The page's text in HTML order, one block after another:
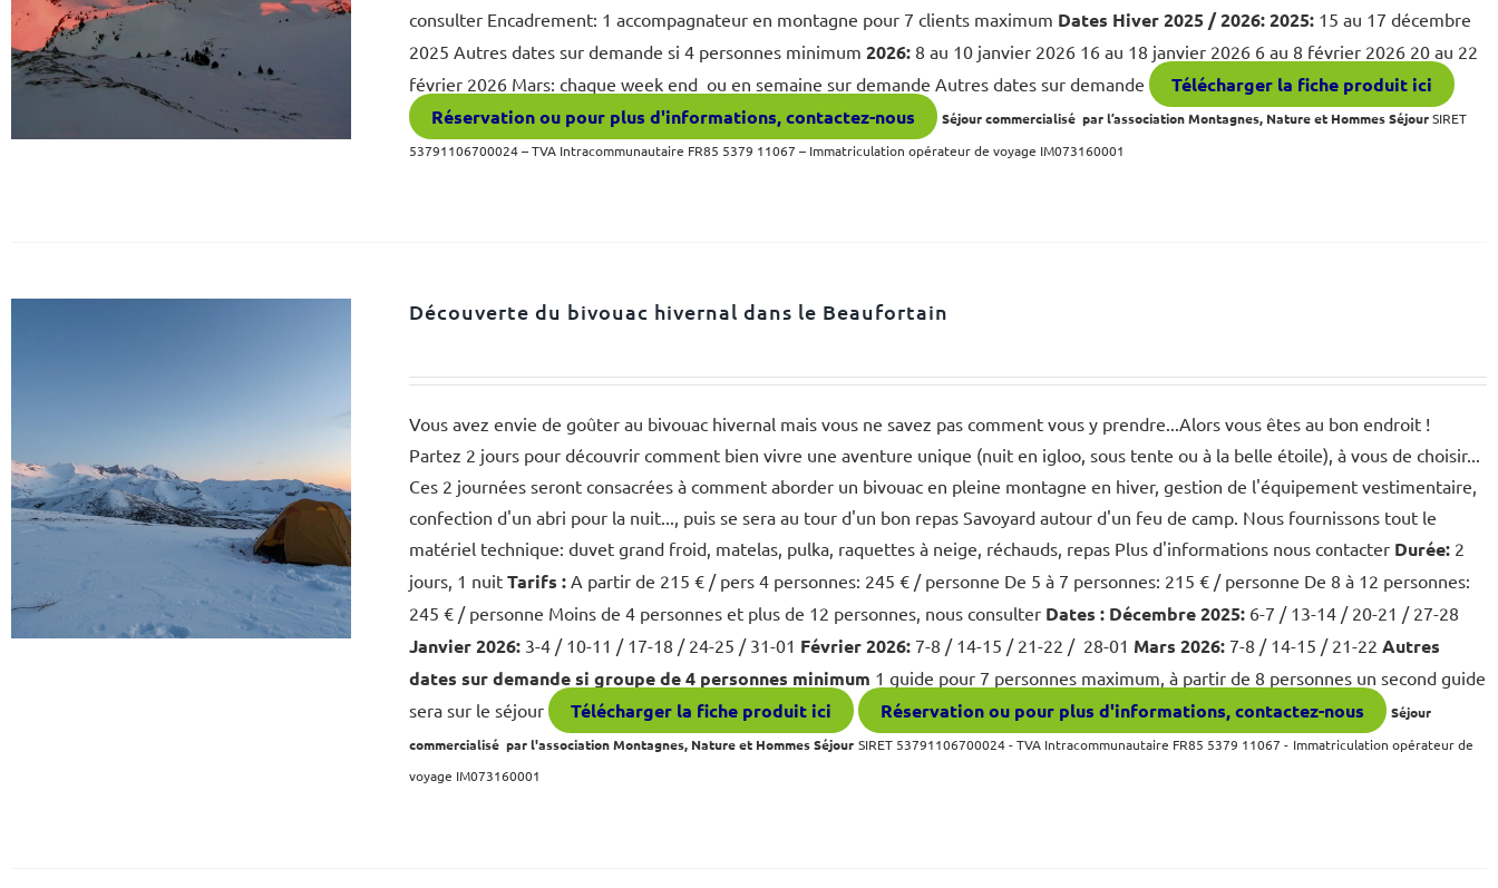
consulter Encadrement: 1 accompagnateur en montagne pour 7 clients maximum Dates Hiver 2025 / 2026: 2025: 15 au 17 décembre
2025 Autres dates sur demande si 4 personnes minimum2026: 8 au 10 janvier 2026 16 au 18 janvier 2026 6 au 8 février 2026 20 au 22
février 2026 Mars: chaque week end ou en semaine sur demande Autres dates sur demande
Télécharger la fiche produit ici
Réservation ou pour plus d'informations, contactez-nous
Séjour commercialisé par l’association Montagnes, Nature et Hommes SéjourSIRET
53791106700024 – TVA Intracommunautaire FR85 5379 11067 – Immatriculation opérateur de voyage IM073160001
Découverte du bivouac hivernal dans le Beaufortain
Vous avez envie de goûter au bivouac hivernal mais vous ne savez pas comment vous y prendre...Alors vous êtes au bon endroit !
Partez 2 jours pour découvrir comment bien vivre une aventure unique (nuit en igloo, sous tente ou à la belle étoile), à vous de choisir...
Ces 2 journées seront consacrées à comment aborder un bivouac en pleine montagne en hiver, gestion de l'équipement vestimentaire,
confection d'un abri pour la nuit..., puis se sera au tour d'un bon repas Savoyard autour d'un feu de camp. Nous fournissons tout le
matériel technique: duvet grand froid, matelas, pulka, raquettes à neige, réchauds, repas Plus d'informations nous contacter Durée: 2
jours, 1 nuitTarifs :A partir de 215 € / pers 4 personnes: 245 € / personne De 5 à 7 personnes: 215 € / personne De 8 à 12 personnes:
245 € / personne Moins de 4 personnes et plus de 12 personnes, nous consulter Dates : Décembre 2025: 6-7 / 13-14 / 20-21 / 27-28
Janvier 2026: 3-4 / 10-11 / 17-18 / 24-25 / 31-01 Février 2026: 7-8 / 14-15 / 21-22 / 28-01 Mars 2026: 7-8 / 14-15 / 21-22Autres
dates sur demande si groupe de 4 personnes minimum 1 guide pour 7 personnes maximum, à partir de 8 personnes un second guide
sera sur le séjour
Télécharger la fiche produit ici Réservation ou pour plus d'informations, contactez-nous
Séjour
commercialisé par l'association Montagnes, Nature et Hommes Séjour SIRET 53791106700024 - TVA Intracommunautaire FR85 5379 11067 - Immatriculation opérateur de
voyage IM073160001